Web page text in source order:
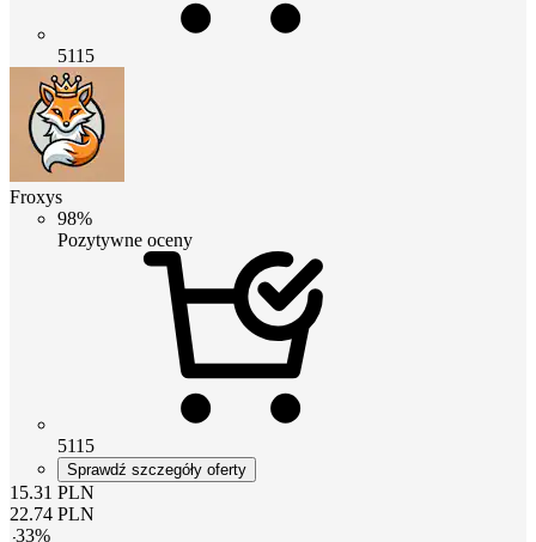
5115
Froxys
98%
Pozytywne oceny
5115
Sprawdź szczegóły oferty
15.31 PLN
22.74 PLN
-33%